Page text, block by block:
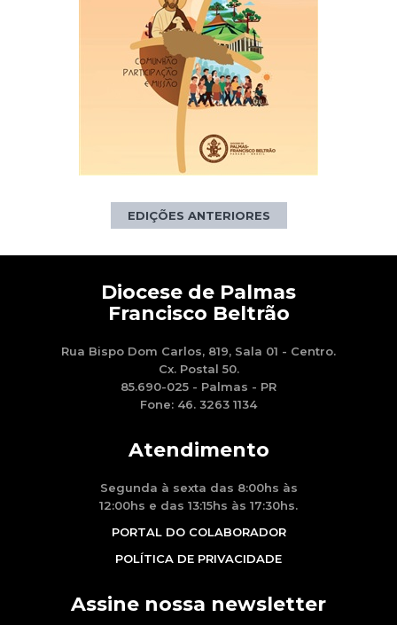
EDIÇÕES ANTERIORES
Diocese de Palmas
Francisco Beltrão
Rua Bispo Dom Carlos, 819, Sala 01 - Centro.
Cx. Postal 50.
85.690-025 - Palmas - PR
Fone: 46. 3263 1134
Atendimento
Segunda à sexta das 8:00hs às
12:00hs e das 13:15hs às 17:30hs.
PORTAL DO COLABORADOR
POLÍTICA DE PRIVACIDADE
Assine nossa newsletter